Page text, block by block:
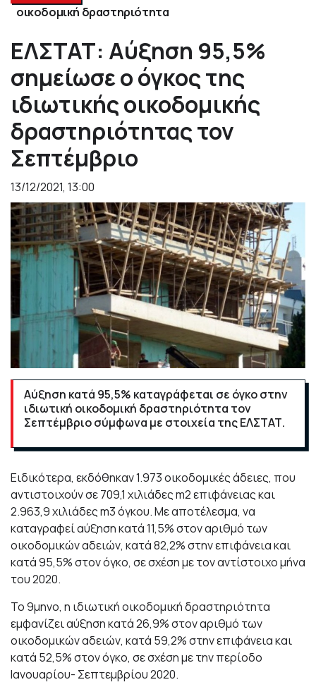
οικοδομική δραστηριότητα
ΕΛΣΤΑΤ: Αύξηση 95,5%
σημείωσε ο όγκος της
ιδιωτικής οικοδομικής
δραστηριότητας τον
Σεπτέμβριο
13/12/2021, 13:00
Aύξηση κατά 95,5% καταγράφεται σε όγκο στην
ιδιωτική οικοδομική δραστηριότητα τον
Σεπτέμβριο σύμφωνα με στοιχεία της ΕΛΣΤΑΤ.
Ειδικότερα, εκδόθηκαν 1.973 οικοδομικές άδειες, που
αντιστοιχούν σε 709,1 χιλιάδες m2 επιφάνειας και
2.963,9 χιλιάδες m3 όγκου. Με αποτέλεσμα, να
καταγραφεί αύξηση κατά 11,5% στον αριθμό των
οικοδομικών αδειών, κατά 82,2% στην επιφάνεια και
κατά 95,5% στον όγκο, σε σχέση με τον αντίστοιχο μήνα
του 2020.
Το 9μηνο, η ιδιωτική οικοδομική δραστηριότητα
εμφανίζει αύξηση κατά 26,9% στον αριθμό των
οικοδομικών αδειών, κατά 59,2% στην επιφάνεια και
κατά 52,5% στον όγκο, σε σχέση με την περίοδο
Ιανουαρίου- Σεπτεμβρίου 2020.